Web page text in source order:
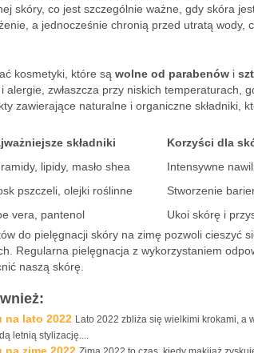
skóry, co jest szczególnie ważne, gdy skóra
a jednocześnie chronią przed utratą wody,
kosmetyki, które są wolne od parabenów i
alergie, zwłaszcza przy niskich temperaturach,
zawierające naturalne i organiczne składniki,
składniki
Korzyści dla
lipidy, masło shea
Intensywne
pszczeli, olejki roślinne
Stworzenie
vera, pantenol
Ukoi skórę i
do pielęgnacji skóry na zimę pozwoli cieszyć
Regularna pielęgnacja z wykorzystaniem
naszą skórę.
na lato 2022 Lato 2022 zbliża się wielkimi krokami, a
letnią stylizację....